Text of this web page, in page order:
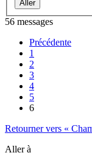
56 messages
Précédente
1
2
3
4
5
6
Retourner vers «
Aller à